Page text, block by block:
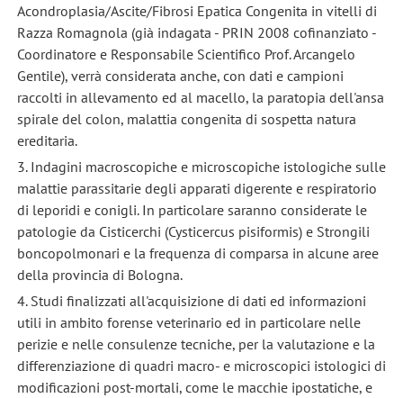
Acondroplasia/Ascite/Fibrosi Epatica Congenita in vitelli di
Razza Romagnola (già indagata - PRIN 2008 cofinanziato -
Coordinatore e Responsabile Scientifico Prof. Arcangelo
Gentile), verrà considerata anche, con dati e campioni
raccolti in allevamento ed al macello, la paratopia dell'ansa
spirale del colon, malattia congenita di sospetta natura
ereditaria.
3. Indagini macroscopiche e microscopiche istologiche sulle
malattie parassitarie degli apparati digerente e respiratorio
di leporidi e conigli. In particolare saranno considerate le
patologie da Cisticerchi (Cysticercus pisiformis) e Strongili
boncopolmonari e la frequenza di comparsa in alcune aree
della provincia di Bologna.
4. Studi finalizzati all'acquisizione di dati ed informazioni
utili in ambito forense veterinario ed in particolare nelle
perizie e nelle consulenze tecniche, per la valutazione e la
differenziazione di quadri macro- e microscopici istologici di
modificazioni post-mortali, come le macchie ipostatiche, e